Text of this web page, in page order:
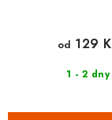
1 - 2 dny
od 129